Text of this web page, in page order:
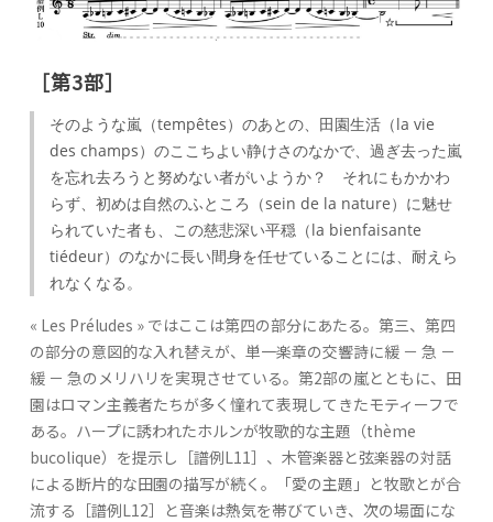
［第3部］
そのような嵐（tempêtes）のあとの、田園生活（la vie
des champs）のここちよい静けさのなかで、過ぎ去った嵐
を忘れ去ろうと努めない者がいようか？ それにもかかわ
らず、初めは自然のふところ（sein de la nature）に魅せ
られていた者も、この慈悲深い平穏（la bienfaisante
tiédeur）のなかに長い間身を任せていることには、耐えら
れなくなる。
« Les Préludes » ではここは第四の部分にあたる。第三、第四
の部分の意図的な入れ替えが、単一楽章の交響詩に緩 － 急 －
緩 － 急のメリハリを実現させている。第2部の嵐とともに、田
園はロマン主義者たちが多く憧れて表現してきたモティーフで
ある。ハープに誘われたホルンが牧歌的な主題（thème
bucolique）を提示し［譜例L11］、木管楽器と弦楽器の対話
による断片的な田園の描写が続く。「愛の主題」と牧歌とが合
流する［譜例L12］と音楽は熱気を帯びていき、次の場面にな